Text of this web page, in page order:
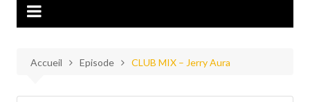
Accueil Episode CLUB MIX – Jerry Aura